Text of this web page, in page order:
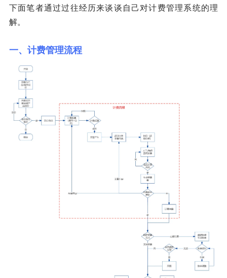
下面笔者通过过往经历来谈谈自己对计费管理系统的理
解。
一、计费管理流程